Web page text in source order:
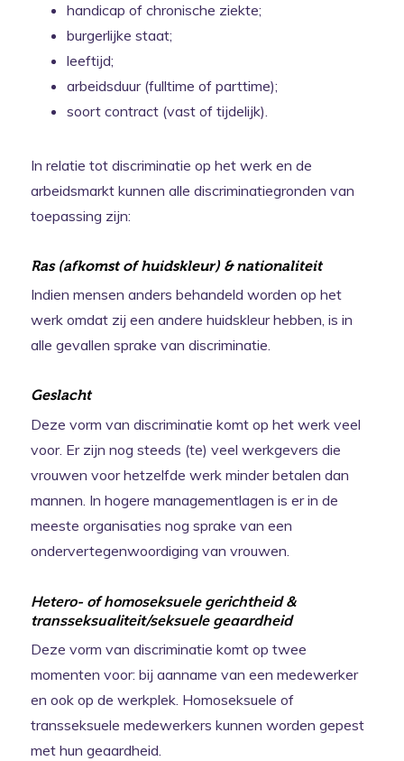
handicap of chronische ziekte;
burgerlijke staat;
leeftijd;
arbeidsduur (fulltime of parttime);
soort contract (vast of tijdelijk).
In relatie tot discriminatie op het werk en de
arbeidsmarkt kunnen alle discriminatiegronden van
toepassing zijn:
Ras (afkomst of huidskleur) & nationaliteit
Indien mensen anders behandeld worden op het
werk omdat zij een andere huidskleur hebben, is in
alle gevallen sprake van discriminatie.
Geslacht
Deze vorm van discriminatie komt op het werk veel
voor. Er zijn nog steeds (te) veel werkgevers die
vrouwen voor hetzelfde werk minder betalen dan
mannen. In hogere managementlagen is er in de
meeste organisaties nog sprake van een
ondervertegenwoordiging van vrouwen.
Hetero- of homoseksuele gerichtheid &
transseksualiteit/seksuele geaardheid
Deze vorm van discriminatie komt op twee
momenten voor: bij aanname van een medewerker
en ook op de werkplek. Homoseksuele of
transseksuele medewerkers kunnen worden gepest
met hun geaardheid.